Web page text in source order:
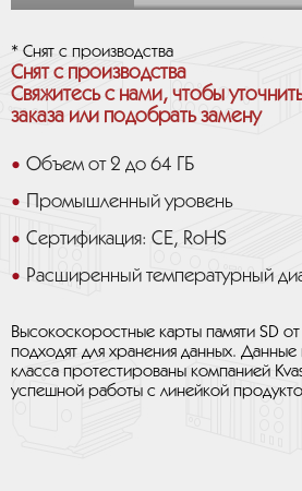
* Снят с производства
Снят с производства
Свяжитесь с нами, чтобы
заказа или подобрать замену
Объем от 2 до 64 ГБ
Промышленный уровень
Сертификация: CE, RoHS
Расширенный температурный
Высокоскоростные карты памяти SD от
подходят для хранения данных.
класса протестированы компанией
успешной работы с линейкой